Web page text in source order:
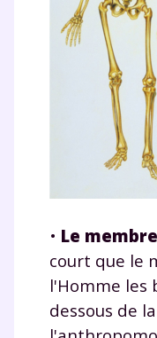
• Le
court que le
l'Homme les
dessous de